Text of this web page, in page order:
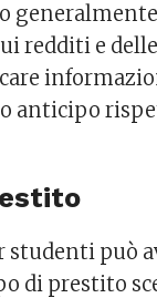
redditi e
può
di prestito